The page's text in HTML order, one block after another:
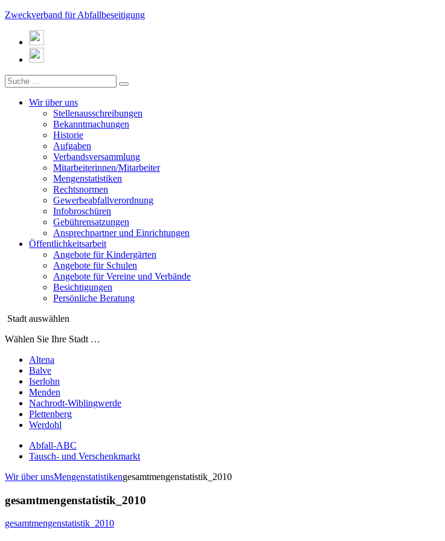
Zweckverband für Abfallbeseitigung
Wir über uns
Stellenausschreibungen
Bekanntmachungen
Historie
Aufgaben
Verbandsversammlung
Mitarbeiterinnen/Mitarbeiter
Mengenstatistiken
Rechtsnormen
Gewerbeabfallverordnung
Infobroschüren
Gebührensatzungen
Ansprechpartner und Einrichtungen
Öffentlichkeitsarbeit
Angebote für Kindergärten
Angebote für Schulen
Angebote für Vereine und Verbände
Besichtigungen
Persönliche Beratung
Stadt auswählen
Wählen Sie Ihre Stadt …
Altena
Balve
Iserlohn
Menden
Nachrodt-Wiblingwerde
Plettenberg
Werdohl
Abfall-ABC
Tausch- und Verschenkmarkt
Wir über unsMengenstatistikengesamtmengenstatistik_2010
gesamtmengenstatistik_2010
gesamtmengenstatistik_2010